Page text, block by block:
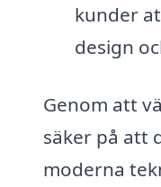
kunder
design
Genom att
säker på att
moderna